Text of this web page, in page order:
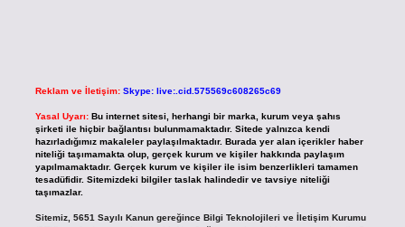
Reklam ve İletişim: Skype: live:.cid.575569c608265c69
Yasal Uyarı: Bu internet sitesi, herhangi bir marka, kurum veya şahıs
şirketi ile hiçbir bağlantısı bulunmamaktadır. Sitede yalnızca kendi
hazırladığımız makaleler paylaşılmaktadır. Burada yer alan içerikler haber
niteliği taşımamakta olup, gerçek kurum ve kişiler hakkında paylaşım
yapılmamaktadır. Gerçek kurum ve kişiler ile isim benzerlikleri tamamen
tesadüfidir. Sitemizdeki bilgiler taslak halindedir ve tavsiye niteliği
taşımazlar.
Sitemiz, 5651 Sayılı Kanun gereğince Bilgi Teknolojileri ve İletişim Kurumu